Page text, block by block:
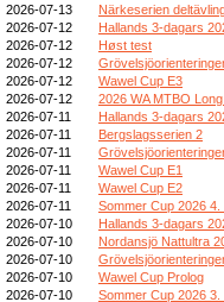
2026-07-13
Närkeserien
2026-07-12
Hallands 3-dagars
2026-07-12
Høst test
2026-07-12
2026-07-12
Wawel Cup E3
2026-07-12
2026 WA MTBO
2026-07-11
Hallands 3-dagars
2026-07-11
Bergslagsserien 2
2026-07-11
2026-07-11
Wawel Cup E1
2026-07-11
Wawel Cup E2
2026-07-11
Sommer Cup 2026 4.
2026-07-10
Hallands 3-dagars
2026-07-10
Nordansjö Nattultra
2026-07-10
2026-07-10
Wawel Cup Prolog
2026-07-10
Sommer Cup 2026 3.